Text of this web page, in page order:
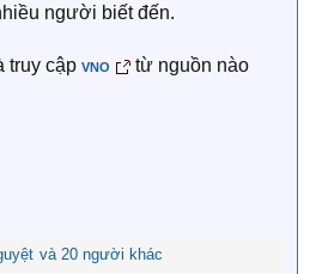
người biết đến.
truy cập VNO
từ nguồn nào
và 20 người khác